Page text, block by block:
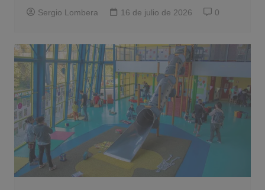
Sergio Lombera 16 de julio de 2026 0